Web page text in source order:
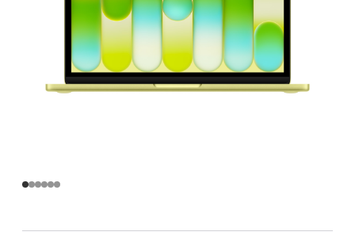
橘
黄
色
citrus
256gb
项)